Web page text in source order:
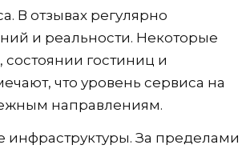
В отзывах регулярно
и реальности. Некоторые
состоянии гостиниц и
что уровень сервиса на
направлениям.
За пределами